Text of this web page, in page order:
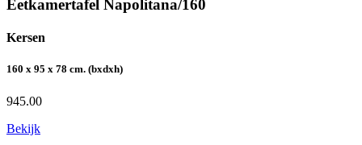
Eetkamertafel Napolitana/160
Kersen
160 x 95 x 78 cm. (bxdxh)
945.00
Bekijk